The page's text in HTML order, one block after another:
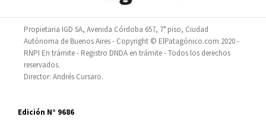
Propietaria IGD SA, Avenida Córdoba 657, 7° piso, Ciudad
Autónoma de Buenos Aires - Copyright © ElPatagónico.com 2020 -
RNPI En trámite - Registro DNDA en trámite - Todos los derechos
reservados.
Director: Andrés Cursaro.
Edición N° 9686